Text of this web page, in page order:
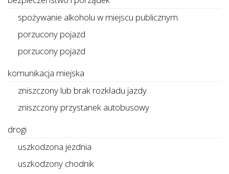
spożywanie alkoholu w miejscu publicznym
porzucony pojazd
porzucony pojazd
komunikacja miejska
zniszczony lub brak rozkładu jazdy
zniszczony przystanek autobusowy
drogi
uszkodzona jezdnia
uszkodzony chodnik